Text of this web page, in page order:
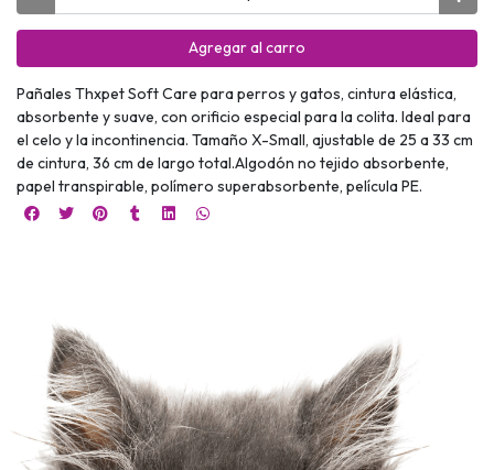
Agregar al carro
Pañales Thxpet Soft Care para perros y gatos, cintura elástica,
absorbente y suave, con orificio especial para la colita. Ideal para
el celo y la incontinencia. Tamaño X-Small, ajustable de 25 a 33 cm
de cintura, 36 cm de largo total.Algodón no tejido absorbente,
papel transpirable, polímero superabsorbente, película PE.